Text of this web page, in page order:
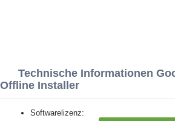
Technische Informationen
Offline Installer
Softwarelizenz: